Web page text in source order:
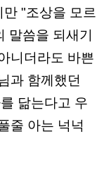
"조상을 모르
말씀을 되새기
니더라도 바쁜
과 함께했던
닮는다고 우
줄 아는 넉넉